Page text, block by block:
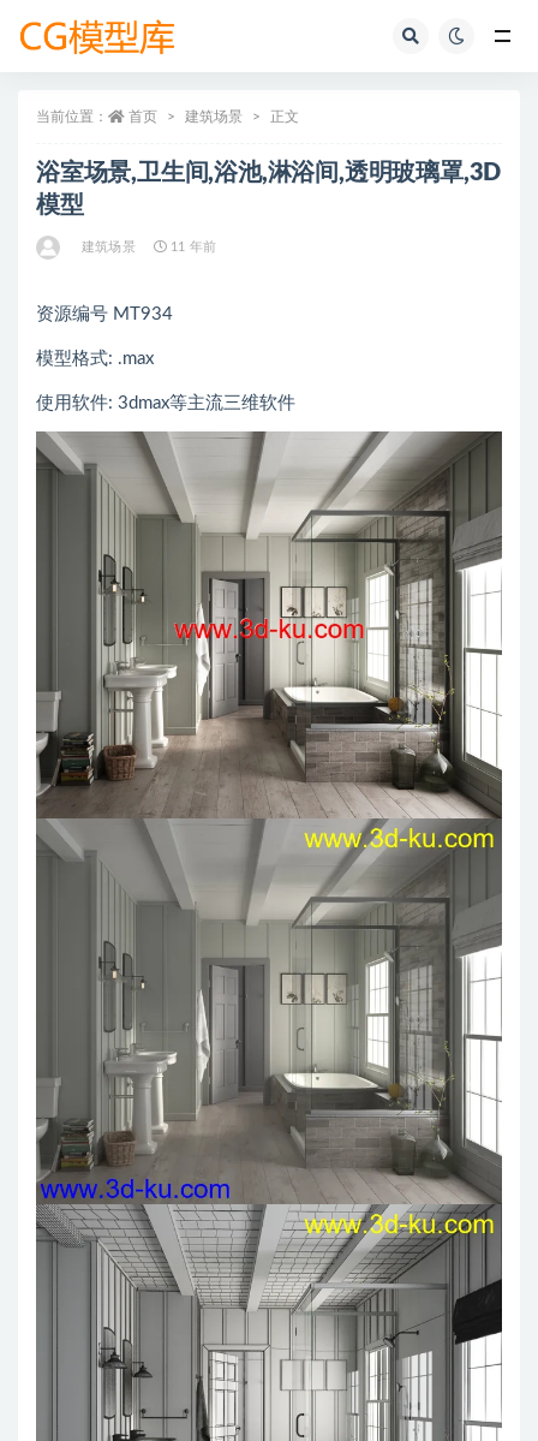
当前位置： 首页 建筑场景 正文
浴室场景,卫生间,浴池,淋浴间,透明玻璃罩,3D
模型
建筑场景 11 年前
资源编号 MT934
模型格式: .max
使用软件: 3dmax等主流三维软件